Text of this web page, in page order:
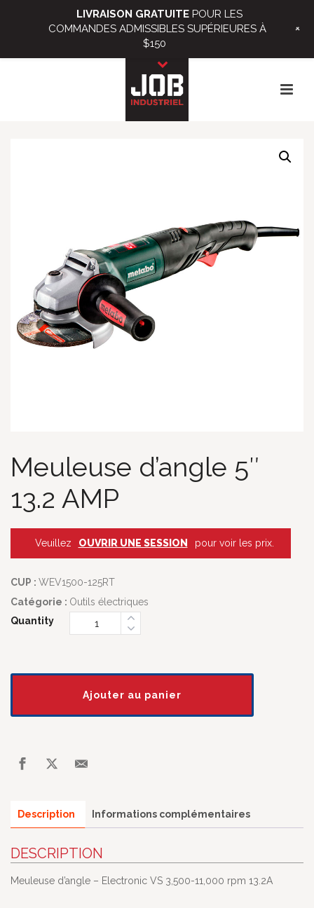
Meuleuse d’angle 5″
13.2 AMP
Veuillez OUVRIR UNE SESSION pour voir les prix.
CUP : WEV1500-125RT
Catégorie : Outils électriques
Quantity
Ajouter au panier
Description Informations complémentaires
DESCRIPTION
Meuleuse d’angle – Electronic VS 3,500-11,000 rpm 13.2A
LIVRAISON GRATUITE POUR LES
COMMANDES ADMISSIBLES SUPÉRIEURES À
$150
+